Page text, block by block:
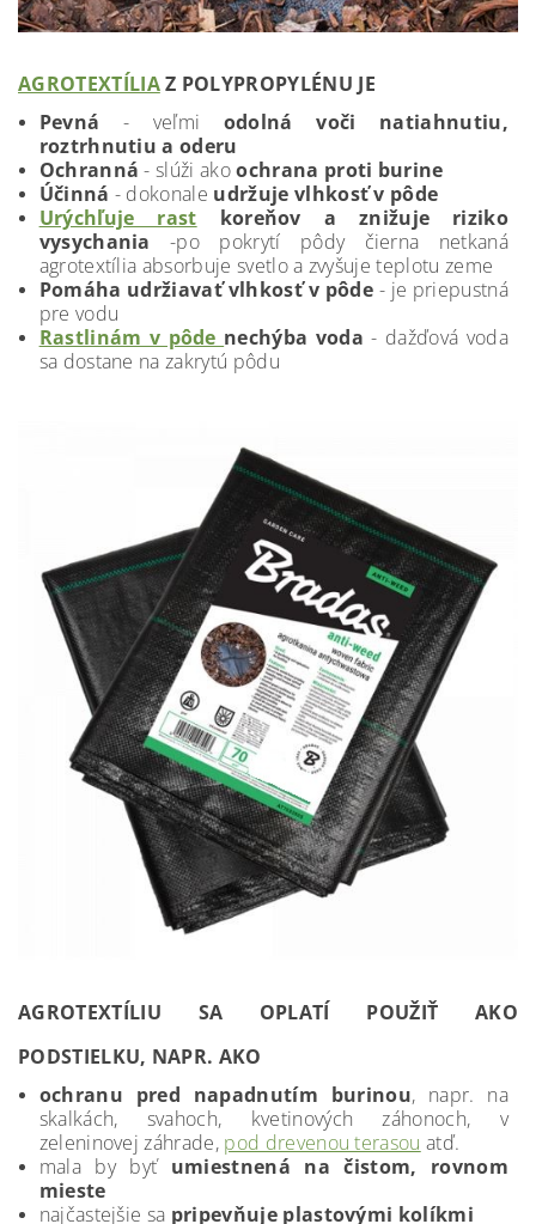
AGROTEXTÍLIAZ POLYPROPYLÉNU JE
Pevná - veľmi odolná voči natiahnutiu,
roztrhnutiu a oderu
Ochranná - slúži akoochrana proti burine
Účinná - dokonale udržuje vlhkosť v pôde
Urýchľuje rast koreňov a znižuje riziko
vysychania -po pokrytí pôdy čierna netkaná
agrotextília absorbuje svetlo a zvyšuje teplotu zeme
Pomáha udržiavať vlhkosť v pôde- je priepustná
pre vodu
Rastlinám v pôde nechýba voda - dažďová voda
sa dostane na zakrytú pôdu
AGROTEXTÍLIU SA OPLATÍ POUŽIŤ AKO
PODSTIELKU, NAPR. AKO
ochranu pred napadnutím burinou, napr. na
skalkách, svahoch, kvetinových záhonoch, v
zeleninovej záhrade, pod drevenou terasou atď.
mala by byť umiestnená na čistom, rovnom
mieste
najčastejšie sa pripevňuje plastovými kolíkmi